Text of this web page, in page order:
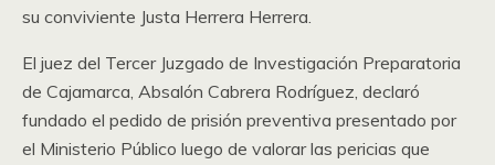
su conviviente Justa Herrera Herrera.
El juez del Tercer Juzgado de Investigación Preparatoria
de Cajamarca, Absalón Cabrera Rodríguez, declaró
fundado el pedido de prisión preventiva presentado por
el Ministerio Público luego de valorar las pericias que